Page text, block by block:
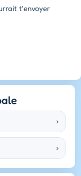
t'envoyer
›
›